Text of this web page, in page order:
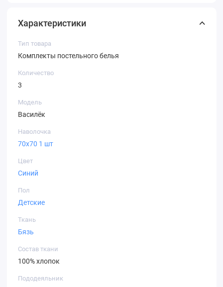
Характеристики
Тип товара
Комплекты постельного белья
Количество
3
Модель
Василёк
Наволочка
70х70 1 шт
Цвет
Синий
Пол
Детские
Ткань
Бязь
Состав ткани
100% хлопок
Пододеяльник